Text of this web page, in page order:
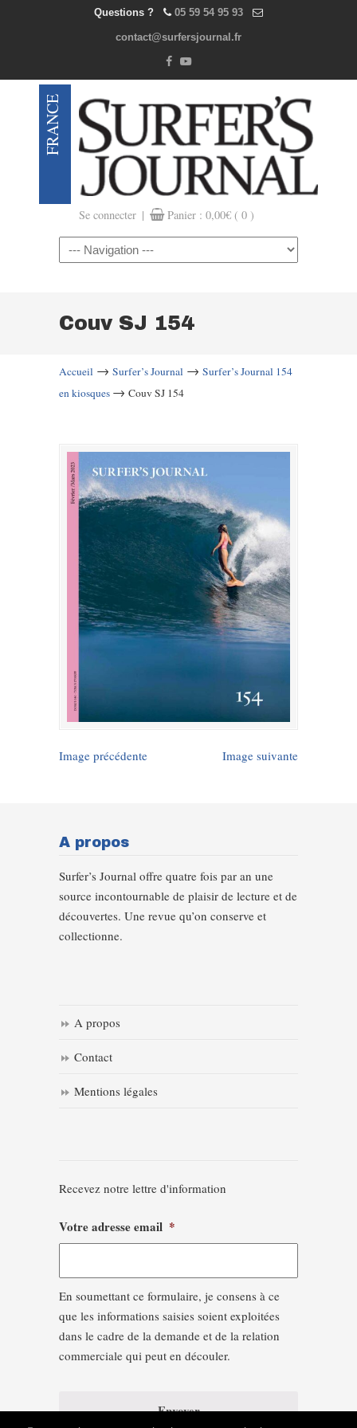
Questions ? 05 59 54 95 93
contact@surfersjournal.fr
Se connecter | Panier : 0,00€ ( 0 )
Navigation
Couv SJ 154
Accueil → Surfer’s Journal → Surfer’s Journal 154
en kiosques → Couv SJ 154
Image précédente Image suivante
A propos
Surfer’s Journal offre quatre fois par an une
source incontournable de plaisir de lecture et de
découvertes. Une revue qu’on conserve et
collectionne.
A propos
Contact
Mentions légales
Recevez notre lettre d'information
Votre adresse email *
En soumettant ce formulaire, je consens à ce
que les informations saisies soient exploitées
dans le cadre de la demande et de la relation
commerciale qui peut en découler.